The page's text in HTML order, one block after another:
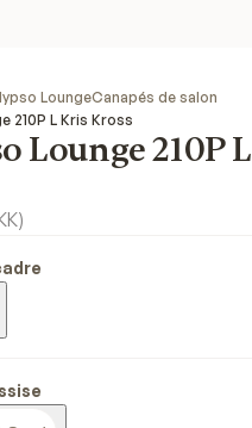
LoungeCanapés de salon
210P L Kris Kross
Lounge 210P
)